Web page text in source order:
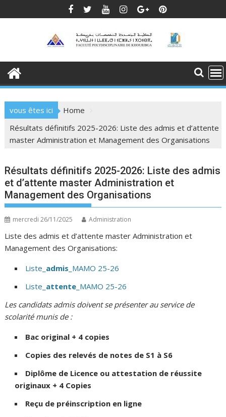
to
vous êtes ici
Home
Résultats définitifs 2025-2026: Liste des admis et d’attente
master Administration et Management des Organisations
Résultats définitifs 2025-2026: Liste des admis
et d’attente master Administration et
Management des Organisations
mercredi 26/11/2025 Administration
Liste des admis et d’attente master Administration et
Management des Organisations:
Liste_ admis _MAMO 25-26
Liste_ attente _MAMO 25-26
Les candidats admis doivent se présenter au service de
scolarité munis de :
Bac original + 4 copies
Copies des relevés de notes de S1 à S6
Diplôme de Licence ou attestation de réussite
originaux + 4 Copies
Reçu de préinscription en ligne